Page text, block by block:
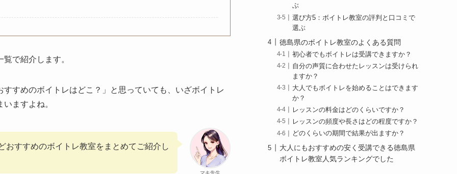
で紹介します。
すめのボイトレはどこ？」と思っていても、いざボイトレ
ますよね。
マキ先生
おすすめのボイトレ教室をまとめてご紹介し
ぶ
選び方5：ボイトレ教室の評判と口コミで
選ぶ
徳島県のボイトレ教室のよくある質問
初心者でもボイトレは受講できますか？
自分の声質に合わせたレッスンは受けられ
ますか？
大人でもボイトレを始めることはできます
か？
レッスンの料金はどのくらいですか？
レッスンの頻度や長さはどの程度ですか？
どのくらいの期間で結果が出ますか？
大人にもおすすめの安く受講できる徳島県
ボイトレ教室人気ランキングでした